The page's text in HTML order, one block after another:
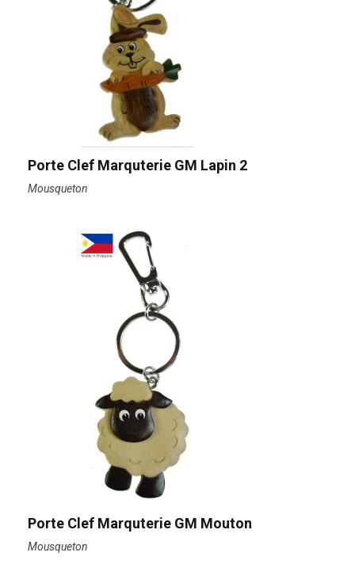
Porte Clef Marquterie GM Lapin 2
Mousqueton
Porte Clef Marquterie GM Mouton
Mousqueton